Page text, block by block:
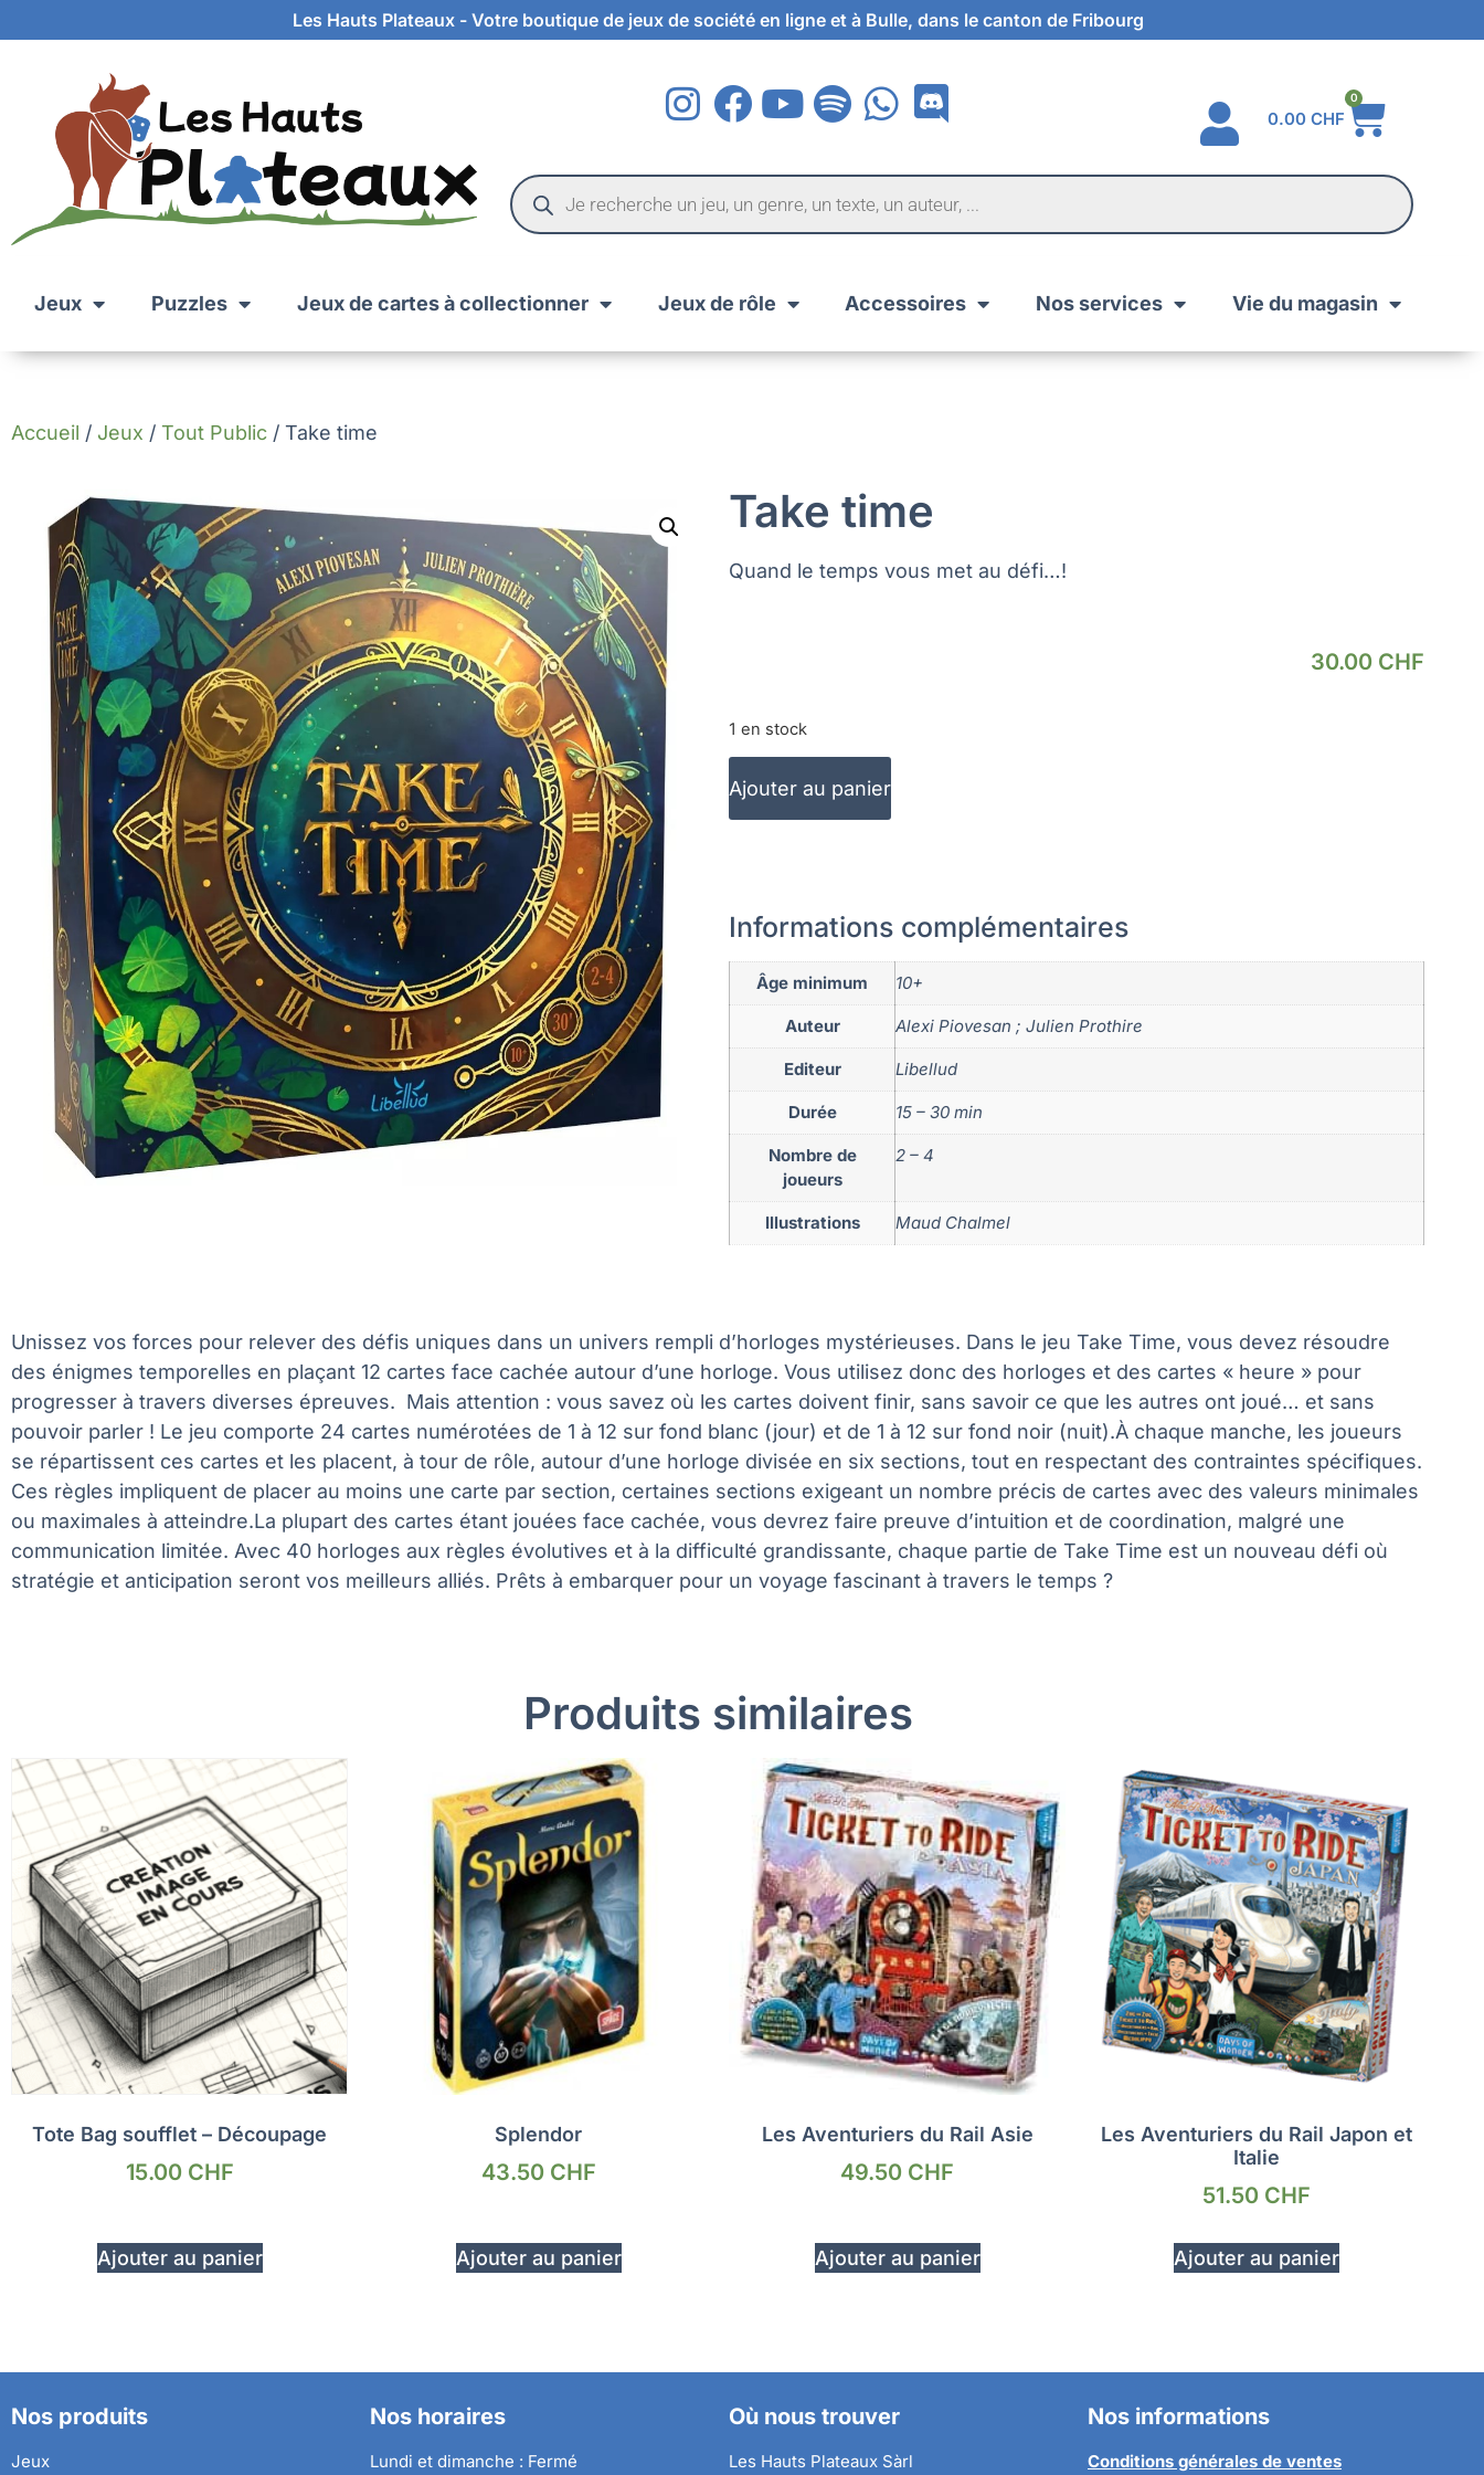
Les Hauts Plateaux - Votre boutique de jeux de société en ligne et à Bulle, dans le canton de Fribourg
0.00 CHF
0
Jeux Puzzles Jeux de cartes à collectionner Jeux de rôle Accessoires Nos services Vie du magasin
Accueil / Jeux / Tout Public / Take time
Take time
Quand le temps vous met au défi…!
30.00 CHF
1 en stock
Ajouter au panier
Informations complémentaires
Âge minimum 10+
Auteur Alexi Piovesan ; Julien Prothire
Editeur Libellud
Durée 15 – 30 min
Nombre de
joueurs
2 – 4
Illustrations Maud Chalmel
Unissez vos forces pour relever des défis uniques dans un univers rempli d’horloges mystérieuses. Dans le jeu Take Time, vous devez résoudre
des énigmes temporelles en plaçant 12 cartes face cachée autour d’une horloge. Vous utilisez donc des horloges et des cartes « heure » pour
progresser à travers diverses épreuves. Mais attention : vous savez où les cartes doivent finir, sans savoir ce que les autres ont joué… et sans
pouvoir parler ! Le jeu comporte 24 cartes numérotées de 1 à 12 sur fond blanc (jour) et de 1 à 12 sur fond noir (nuit).À chaque manche, les joueurs
se répartissent ces cartes et les placent, à tour de rôle, autour d’une horloge divisée en six sections, tout en respectant des contraintes spécifiques.
Ces règles impliquent de placer au moins une carte par section, certaines sections exigeant un nombre précis de cartes avec des valeurs minimales
ou maximales à atteindre.La plupart des cartes étant jouées face cachée, vous devrez faire preuve d’intuition et de coordination, malgré une
communication limitée. Avec 40 horloges aux règles évolutives et à la difficulté grandissante, chaque partie de Take Time est un nouveau défi où
stratégie et anticipation seront vos meilleurs alliés. Prêts à embarquer pour un voyage fascinant à travers le temps ?
Produits similaires
Tote Bag soufflet – Découpage
15.00 CHF
Ajouter au panier
Splendor
43.50 CHF
Ajouter au panier
Les Aventuriers du Rail Asie
49.50 CHF
Ajouter au panier
Les Aventuriers du Rail Japon et
Italie
51.50 CHF
Ajouter au panier
Nos produits
Jeux
Nos horaires
Lundi et dimanche : Fermé
Où nous trouver
Les Hauts Plateaux Sàrl
Nos informations
Conditions générales de ventes